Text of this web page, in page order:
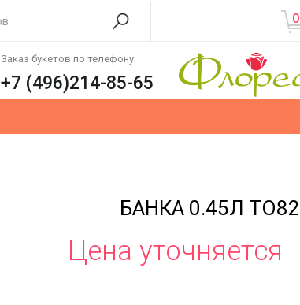
0
Заказ букетов по телефону
+7 (496)214-85-65
БАНКА 0.45Л ТО82
Цена уточняется